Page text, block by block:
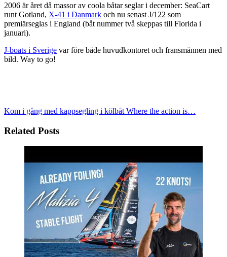
2006 är året då massor av coola båtar seglar i december: SeaCart
runt Gotland, X-41 i Danmark och nu senast J/122 som
premiärseglas i England (båt nummer två skeppas till Florida i
januari).
J-boats i Sverige var före både huvudkontoret och fransmännen med
bild. Way to go!
Kom i gång med kappsegling i kölbåt Where the action is…
Related Posts